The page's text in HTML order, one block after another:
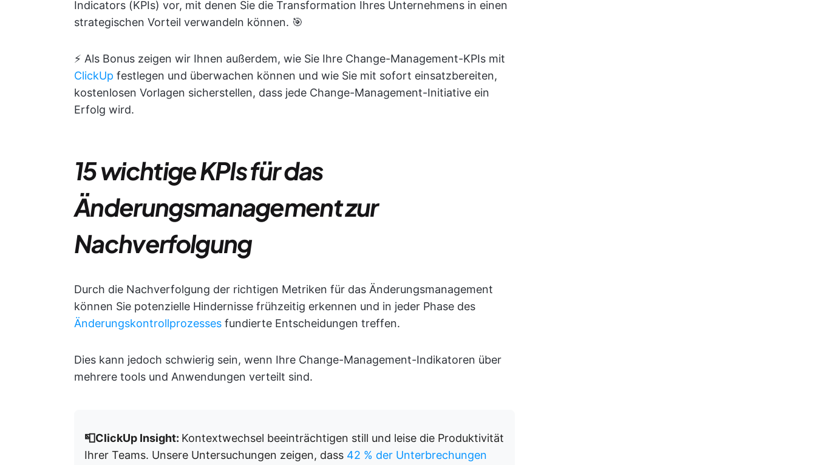
Indicators (KPIs) vor, mit denen Sie die Transformation Ihres Unternehmens in einen
strategischen Vorteil verwandeln können. 🎯
⚡️ Als Bonus zeigen wir Ihnen außerdem, wie Sie Ihre Change-Management-KPIs mit
ClickUp festlegen und überwachen können und wie Sie mit sofort einsatzbereiten,
kostenlosen Vorlagen sicherstellen, dass jede Change-Management-Initiative ein
Erfolg wird.
15 wichtige KPIs für das
Änderungsmanagement zur
Nachverfolgung
Durch die Nachverfolgung der richtigen Metriken für das Änderungsmanagement
können Sie potenzielle Hindernisse frühzeitig erkennen und in jeder Phase des
Änderungskontrollprozesses fundierte Entscheidungen treffen.
Dies kann jedoch schwierig sein, wenn Ihre Change-Management-Indikatoren über
mehrere tools und Anwendungen verteilt sind.
📮ClickUp Insight: Kontextwechsel beeinträchtigen still und leise die Produktivität
Ihrer Teams. Unsere Untersuchungen zeigen, dass 42 % der Unterbrechungen